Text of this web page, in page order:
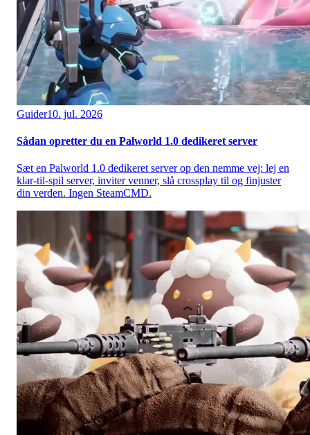
Guider10. jul. 2026
Sådan opretter du en Palworld 1.0 dedikeret server
Sæt en Palworld 1.0 dedikeret server op den nemme vej: lej en
klar-til-spil server, inviter venner, slå crossplay til og finjuster
din verden. Ingen SteamCMD.